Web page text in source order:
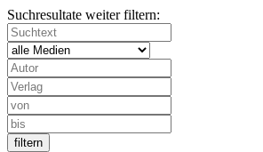
Suchresultate weiter filtern: